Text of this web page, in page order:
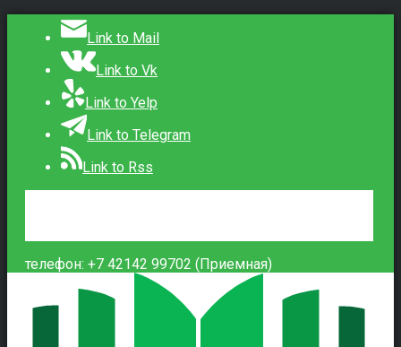
Link to Mail
Link to Vk
Link to Yelp
Link to Telegram
Link to Rss
телефон: +7 42142 99702 (Приемная)